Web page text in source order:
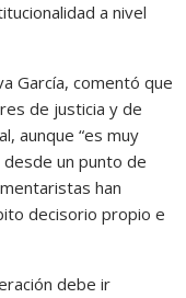
a nivel
García, comentó que
de justicia y de
aunque “es muy
un punto de
han
decisorio propio e
debe ir